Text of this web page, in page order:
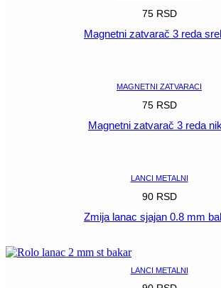
75 RSD
Magnetni zatvarač 3 reda
MAGNETNI ZATVARACI
75 RSD
Magnetni zatvarač 3 reda
LANCI METALNI
90 RSD
Zmija lanac sjajan 0.8 mm
LANCI METALNI